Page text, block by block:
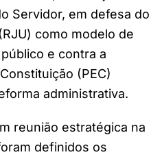
Servidor, em defesa do
como modelo de
e contra a
(PEC)
administrativa.
reunião estratégica na
definidos os